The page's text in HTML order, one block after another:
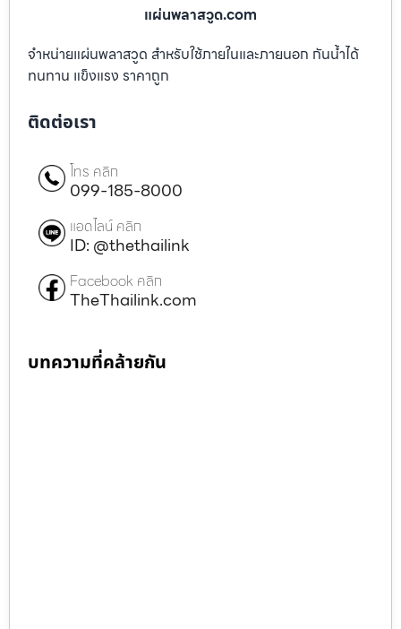
แผ่นพลาสวูด.com
จำหน่ายแผ่นพลาสวูด สำหรับใช้ภายในและภายนอก กันน้ำได้
ทนทาน แข็งแรง ราคาถูก
ติดต่อเรา
โทร คลิก
099-185-8000
แอดไลน์ คลิก
ID: @thethailink
Facebook คลิก
TheThailink.com
บทความที่คล้ายกัน